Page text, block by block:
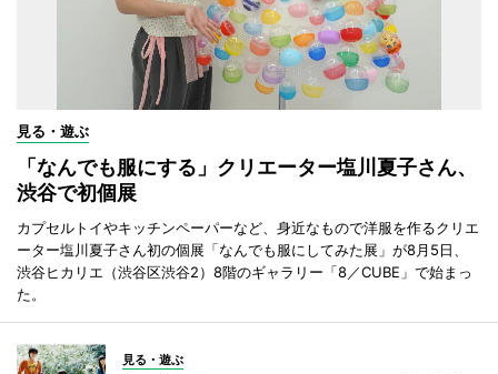
見る・遊ぶ
「なんでも服にする」クリエーター塩川夏子さん、
渋谷で初個展
カプセルトイやキッチンペーパーなど、身近なもので洋服を作るクリエ
ーター塩川夏子さん初の個展「なんでも服にしてみた展」が8月5日、
渋谷ヒカリエ（渋谷区渋谷2）8階のギャラリー「8／CUBE」で始まっ
た。
見る・遊ぶ